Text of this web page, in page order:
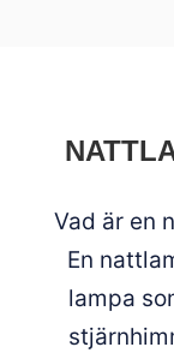
Vad är en
En
lampa